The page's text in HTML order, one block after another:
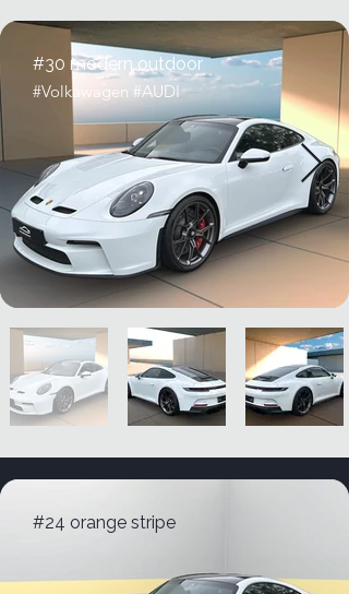
#30 modern outdoor
#Volkawagen #AUDI
#24 orange stripe